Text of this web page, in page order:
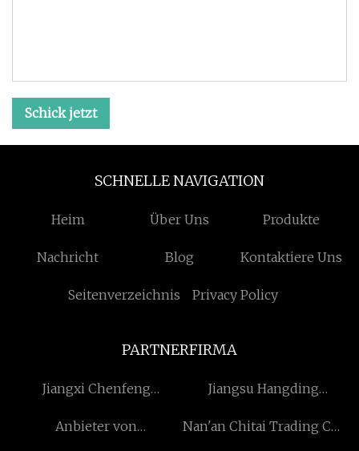
Schick jetzt
SCHNELLE NAVIGATION
Heim Über Uns Produkte
Nachricht Blog Kontaktiere Uns
Seitenverzeichnis Privacy Policy
PARTNERFIRMA
Jiangxi Chenfeng
Jiangsu Hangding
Anbieter von
Nan'an Chitai Trading Co.,